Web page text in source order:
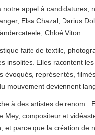
appel à candidatures,
Elsa Chazal, Darius
Chloé Viton.
faite de textile,
insolites. Elles racontent
évoqués, représentés,
mouvement deviennent
à des artistes de renom :
compositeur et
et parce que la création